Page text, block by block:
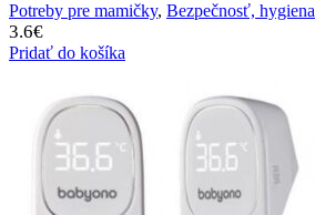
Potreby pre mamičky, Bezpečnosť, hygiena
3.6€
Pridať do košíka